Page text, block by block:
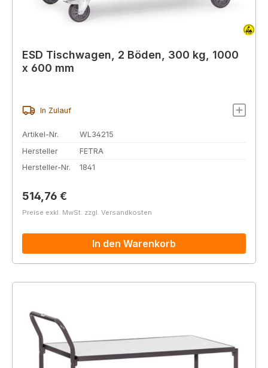
ESD Tischwagen, 2 Böden, 300 kg, 1000
x 600 mm
In Zulauf
Artikel-Nr.
WL34215
Hersteller
FETRA
Hersteller-Nr.
1841
Regulärer Preis:
514,76 €
Preise exkl. MwSt. zzgl. Versandkosten
In den Warenkorb